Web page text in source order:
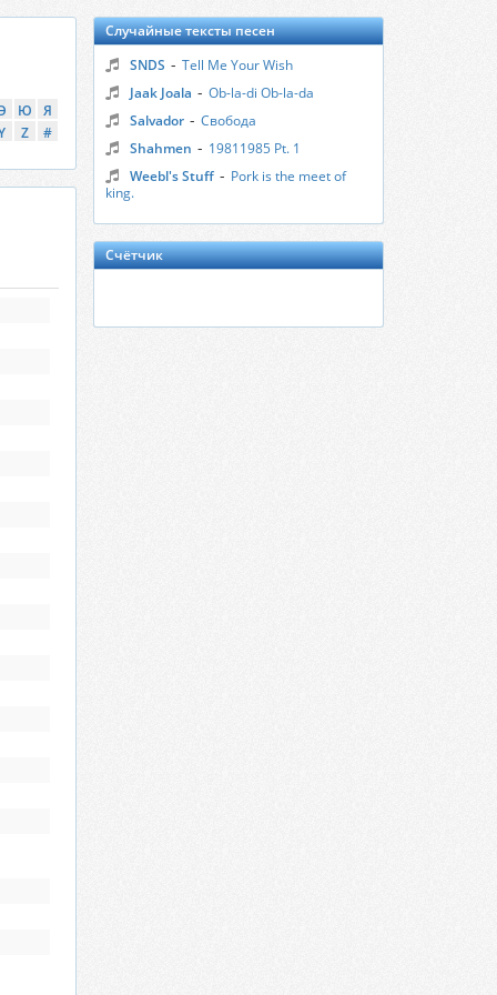
Ю
Я
Z #
Случайные тексты песен
SNDS - Tell Me Your Wish
Jaak Joala - Ob-la-di Ob-la-da
Salvador - Свобода
Shahmen - 19811985 Pt. 1
Weebl's Stuff - Pork is the meet of
king.
Счётчик